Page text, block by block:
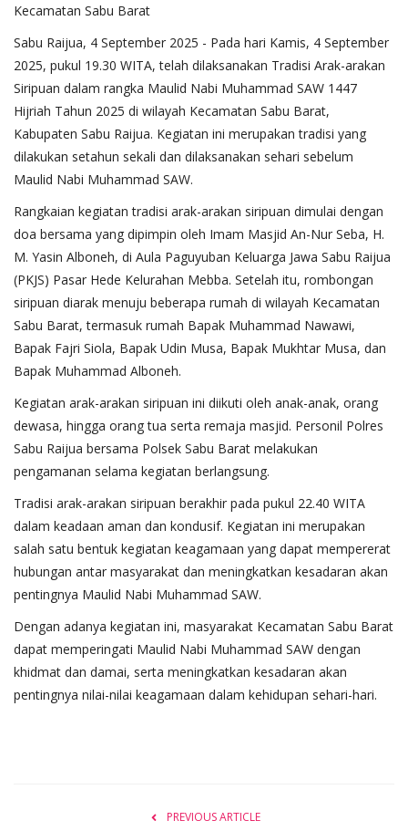
Kecamatan Sabu Barat
Sabu Raijua, 4 September 2025 - Pada hari Kamis, 4 September
2025, pukul 19.30 WITA, telah dilaksanakan Tradisi Arak-arakan
Siripuan dalam rangka Maulid Nabi Muhammad SAW 1447
Hijriah Tahun 2025 di wilayah Kecamatan Sabu Barat,
Kabupaten Sabu Raijua. Kegiatan ini merupakan tradisi yang
dilakukan setahun sekali dan dilaksanakan sehari sebelum
Maulid Nabi Muhammad SAW.
Rangkaian kegiatan tradisi arak-arakan siripuan dimulai dengan
doa bersama yang dipimpin oleh Imam Masjid An-Nur Seba, H.
M. Yasin Alboneh, di Aula Paguyuban Keluarga Jawa Sabu Raijua
(PKJS) Pasar Hede Kelurahan Mebba. Setelah itu, rombongan
siripuan diarak menuju beberapa rumah di wilayah Kecamatan
Sabu Barat, termasuk rumah Bapak Muhammad Nawawi,
Bapak Fajri Siola, Bapak Udin Musa, Bapak Mukhtar Musa, dan
Bapak Muhammad Alboneh.
Kegiatan arak-arakan siripuan ini diikuti oleh anak-anak, orang
dewasa, hingga orang tua serta remaja masjid. Personil Polres
Sabu Raijua bersama Polsek Sabu Barat melakukan
pengamanan selama kegiatan berlangsung.
Tradisi arak-arakan siripuan berakhir pada pukul 22.40 WITA
dalam keadaan aman dan kondusif. Kegiatan ini merupakan
salah satu bentuk kegiatan keagamaan yang dapat mempererat
hubungan antar masyarakat dan meningkatkan kesadaran akan
pentingnya Maulid Nabi Muhammad SAW.
Dengan adanya kegiatan ini, masyarakat Kecamatan Sabu Barat
dapat memperingati Maulid Nabi Muhammad SAW dengan
khidmat dan damai, serta meningkatkan kesadaran akan
pentingnya nilai-nilai keagamaan dalam kehidupan sehari-hari.
PREVIOUS ARTICLE